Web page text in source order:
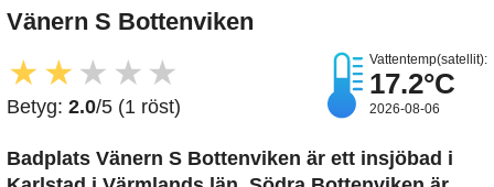
Vänern S Bottenviken
★ ★ ★ ★ ★
Betyg: 2.0/5 (1 röst)
Vattentemp(satellit):
17.2°C
2026-08-06
Badplats Vänern S Bottenviken är ett insjöbad i